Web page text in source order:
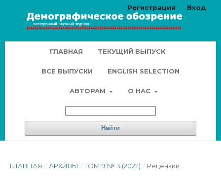
ГЛАВНАЯ ТЕКУЩИЙ ВЫПУСК
ВСЕ ВЫПУСКИ ENGLISH SELECTION
АВТОРАМ О НАС
Найти
Регистрация Вход
ГЛАВНАЯ / АРХИВЫ / ТОМ 9 № 3 (2022) / Рецензии